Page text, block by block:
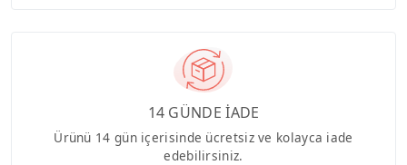
14 GÜNDE İADE
Ürünü 14 gün içerisinde ücretsiz ve kolayca iade
edebilirsiniz.